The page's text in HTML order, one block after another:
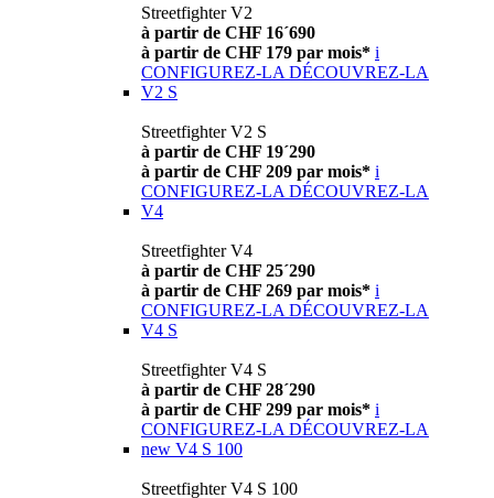
Streetfighter V2
à partir de CHF 16´690
à partir de CHF 179 par mois* i
CONFIGUREZ-LA DÉCOUVREZ-LA
V2 S
Streetfighter V2 S
à partir de CHF 19´290
à partir de CHF 209 par mois* i
CONFIGUREZ-LA DÉCOUVREZ-LA
V4
Streetfighter V4
à partir de CHF 25´290
à partir de CHF 269 par mois* i
CONFIGUREZ-LA DÉCOUVREZ-LA
V4 S
Streetfighter V4 S
à partir de CHF 28´290
à partir de CHF 299 par mois* i
CONFIGUREZ-LA DÉCOUVREZ-LA
new V4 S 100
Streetfighter V4 S 100